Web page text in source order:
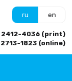
ru en
2412-4036 (print)
2713-1823 (online)